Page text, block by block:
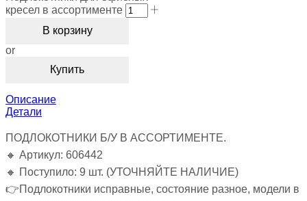
кресел в ассортименте
В корзину
or
Купить
Описание
Детали
ПОДЛОКОТНИКИ Б/У В АССОРТИМЕНТЕ.
🔸 Артикул: 606442
🔸 Поступило: 9 шт. (УТОЧНЯЙТЕ НАЛИЧИЕ)
👉Подлокотники исправные, состояние разное, модели в